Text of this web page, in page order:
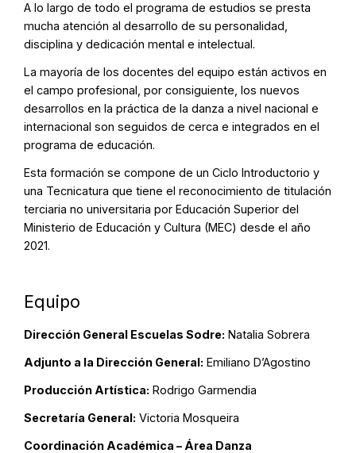
A lo largo de todo el programa de estudios se presta
mucha atención al desarrollo de su personalidad,
disciplina y dedicación mental e intelectual.
La mayoría de los docentes del equipo están activos en
el campo profesional, por consiguiente, los nuevos
desarrollos en la práctica de la danza a nivel nacional e
internacional son seguidos de cerca e integrados en el
programa de educación.
Esta formación se compone de un Ciclo Introductorio y
una Tecnicatura que tiene el reconocimiento de titulación
terciaria no universitaria por Educación Superior del
Ministerio de Educación y Cultura (MEC) desde el año
2021.
Equipo
Dirección General Escuelas Sodre: Natalia Sobrera
Adjunto a la Dirección General: Emiliano D’Agostino
Producción Artística: Rodrigo Garmendia
Secretaría General: Victoria Mosqueira
Coordinación Académica – Área Danza